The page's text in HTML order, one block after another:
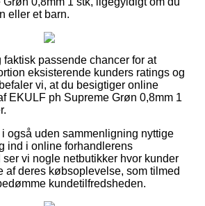
eller et barn.
passende chancer for at
eksisterende kunders ratings og
vi, at du besigtiger online
EKULF ph Supreme Grøn 0,8mm 1
også uden sammenligning nyttige
ind i online forhandlerens
vi nogle netbutikker hvor kunder
af deres købsoplevelse, som tilmed
kundetilfredsheden.